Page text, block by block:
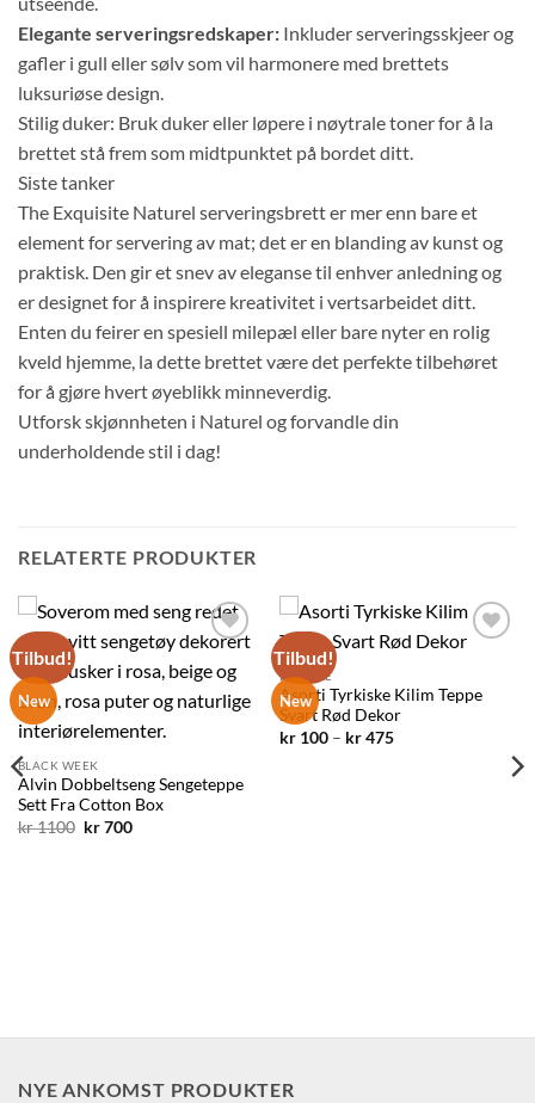
Elegante serveringsredskaper: Inkluder serveringsskjeer og
gafler i gull eller sølv som vil harmonere med brettets
luksuriøse design.
Stilig duker: Bruk duker eller løpere i nøytrale toner for å la
brettet stå frem som midtpunktet på bordet ditt.
Siste tanker
The Exquisite Naturel serveringsbrett er mer enn bare et
element for servering av mat; det er en blanding av kunst og
praktisk. Den gir et snev av eleganse til enhver anledning og
er designet for å inspirere kreativitet i vertsarbeidet ditt.
Enten du feirer en spesiell milepæl eller bare nyter en rolig
kveld hjemme, la dette brettet være det perfekte tilbehøret
for å gjøre hvert øyeblikk minneverdig.
Utforsk skjønnheten i Naturel og forvandle din
underholdende stil i dag!
RELATERTE PRODUKTER
Tilbud!
New
ønskelisten
BLACK WEEK
Alvin Dobbeltseng Sengeteppe
Sett Fra Cotton Box
kr1100 Opprinnelig
kr700Nåværende
Tilbud!
New
BIG SALE
Asorti Tyrkiske Kilim Teppe
Svart Rød Dekor
kr100 – kr475Prisområde:
NYE ANKOMST PRODUKTER